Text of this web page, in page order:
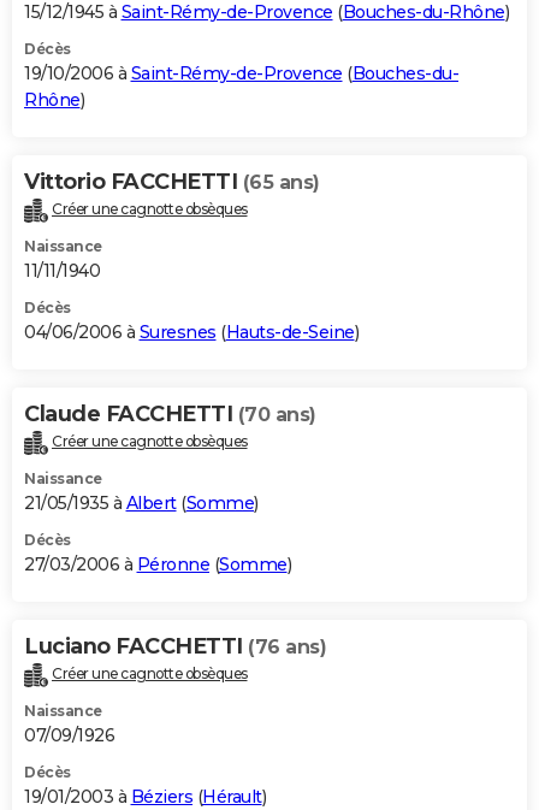
15/12/1945 à Saint-Rémy-de-Provence (Bouches-du-Rhône)
Décès
19/10/2006 à Saint-Rémy-de-Provence (Bouches-du-
Rhône)
Vittorio FACCHETTI (65 ans)
Créer une cagnotte obsèques
Naissance
11/11/1940
Décès
04/06/2006 à Suresnes (Hauts-de-Seine)
Claude FACCHETTI (70 ans)
Créer une cagnotte obsèques
Naissance
21/05/1935 à Albert(Somme)
Décès
27/03/2006 à Péronne (Somme)
Luciano FACCHETTI (76 ans)
Créer une cagnotte obsèques
Naissance
07/09/1926
Décès
19/01/2003 à Béziers (Hérault)